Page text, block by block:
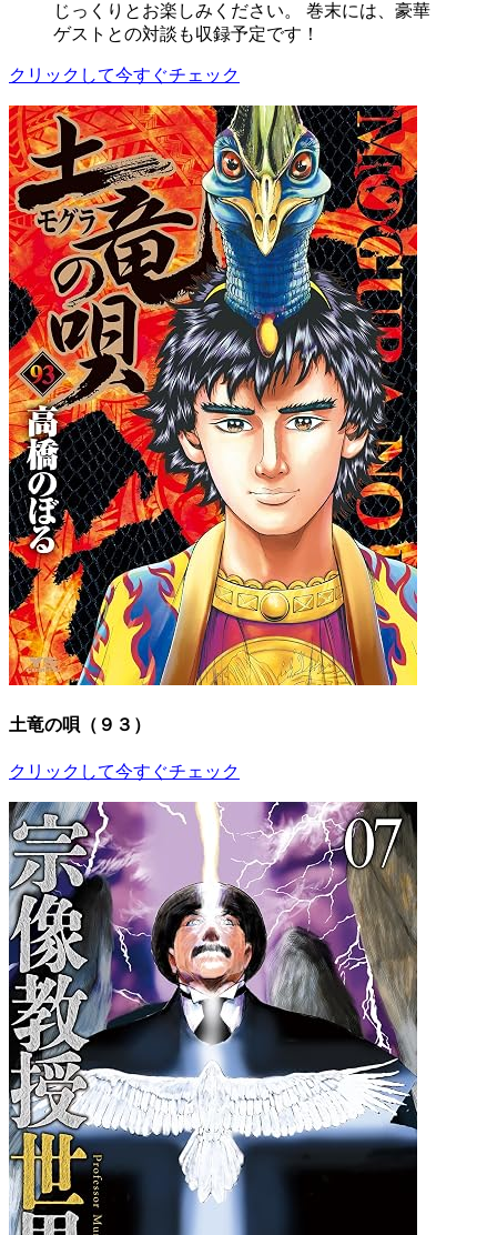
じっくりとお楽しみください。 巻末には、豪華
ゲストとの対談も収録予定です！
クリックして今すぐチェック
土竜の唄（９３）
クリックして今すぐチェック